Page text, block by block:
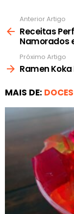
mais
Anterior Artigo
Receitas
Namorados
Próximo Artigo
Ramen
MAIS DE: DOCES